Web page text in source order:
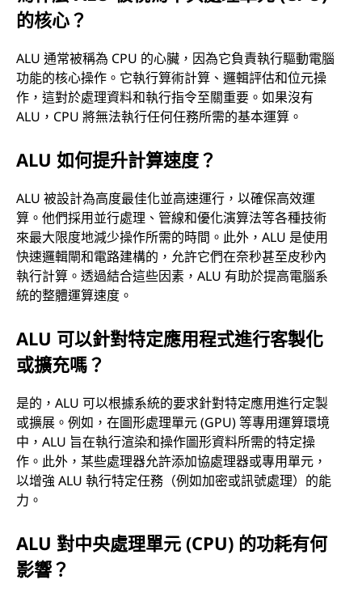
的核心？
ALU 通常被稱為 CPU 的心臟，因為它負責執行驅動電腦
功能的核心操作。它執行算術計算、邏輯評估和位元操
作，這對於處理資料和執行指令至關重要。如果沒有
ALU，CPU 將無法執行任何任務所需的基本運算。
ALU 如何提升計算速度？
ALU 被設計為高度最佳化並高速運行，以確保高效運
算。他們採用並行處理、管線和優化演算法等各種技術
來最大限度地減少操作所需的時間。此外，ALU 是使用
快速邏輯閘和電路建構的，允許它們在奈秒甚至皮秒內
執行計算。透過結合這些因素，ALU 有助於提高電腦系
統的整體運算速度。
ALU 可以針對特定應用程式進行客製化
或擴充嗎？
是的，ALU 可以根據系統的要求針對特定應用進行定製
或擴展。例如，在圖形處理單元 (GPU) 等專用運算環境
中，ALU 旨在執行渲染和操作圖形資料所需的特定操
作。此外，某些處理器允許添加協處理器或專用單元，
以增強 ALU 執行特定任務（例如加密或訊號處理）的能
力。
ALU 對中央處理單元 (CPU) 的功耗有何
影響？